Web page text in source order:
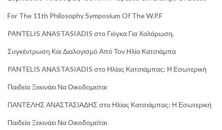
For The 11th Philosophy Symposium Of The W.P.F
PANTELIS ANASTASIADIS στο Γιόγκα Για Χαλάρωση,
Συγκέντρωση Και Διαλογισμό Από Τον Ηλία Κατσιάμπα
PANTELIS ANASTASIADIS στο Ηλίας Κατσιάμπας: Η Εσωτερική
Παιδεία Ξεκινάει Να Οικοδομείται
ΠΑΝΤΕΛΗΣ ΑΝΑΣΤΑΣΙΑΔΗΣ στο Ηλίας Κατσιάμπας: Η Εσωτερική
Παιδεία Ξεκινάει Να Οικοδομείται